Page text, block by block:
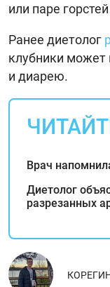
или паре
Ранее диетолог
клубники может
и диарею.
Врач
Диетолог
разрезанных